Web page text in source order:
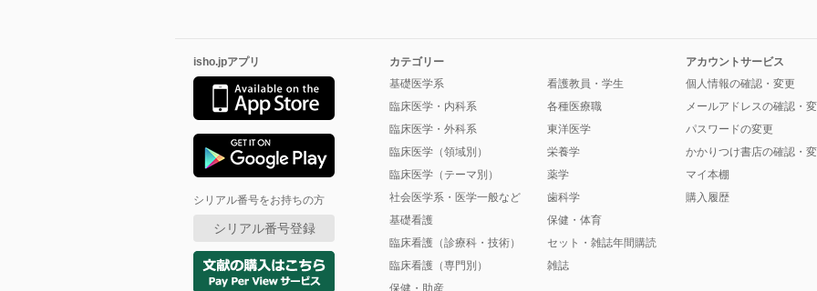
isho.jpアプリ
シリアル番号をお持ちの方
シリアル番号登録
カテゴリー
基礎医学系
臨床医学・内科系
臨床医学・外科系
臨床医学（領域別）
臨床医学（テーマ別）
社会医学系・医学一般など
基礎看護
臨床看護（診療科・技術）
臨床看護（専門別）
看護教員・学生
各種医療職
東洋医学
栄養学
薬学
歯科学
保健・体育
セット・雑誌年間購読
雑誌
アカウントサービス
個人情報の確認・変更
メールアドレスの確認・
パスワードの変更
かかりつけ書店の確認・
マイ本棚
購入履歴